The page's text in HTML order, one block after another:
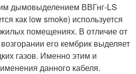
дымовыделением ВВГнг-LS
как low smoke) используется
помещениях. В отличие от
его кембрик выделяет
газов. Именно этим и
данного кабеля.